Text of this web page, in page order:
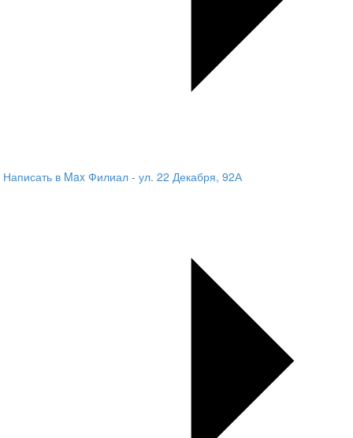
Написать в Max Филиал - ул. 22 Декабря, 92А